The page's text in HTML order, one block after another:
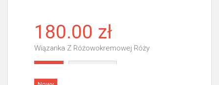
180.00 zł
Wiązanka Z Różowokremowej Róży